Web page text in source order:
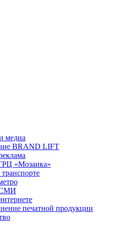
медиа
BRAND LIFT
«Мозаика»
СМИ
печатной продукции